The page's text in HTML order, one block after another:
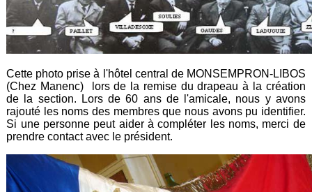
Cette photo prise à l'hôtel central de MONSEMPRON-LIBOS
(Chez Manenc) lors de la remise du drapeau à la création
de la section. Lors de 60 ans de l'amicale, nous y avons
rajouté les noms des membres que nous avons pu identifier.
Si une personne peut aider à compléter les noms, merci de
prendre contact avec le président.